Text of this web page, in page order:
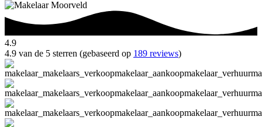
4.9
4.9 van de 5 sterren (gebaseerd op 189 reviews)